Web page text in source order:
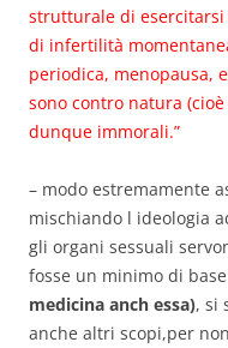
strutturale di esercitarsi
di infertilità
periodica, menopausa,
sono contro natura
dunque immorali.”
– modo estremamente
mischiando l ideologia
gli organi sessuali
fosse un minimo di
medicina anch essa), si
anche altri scopi,per